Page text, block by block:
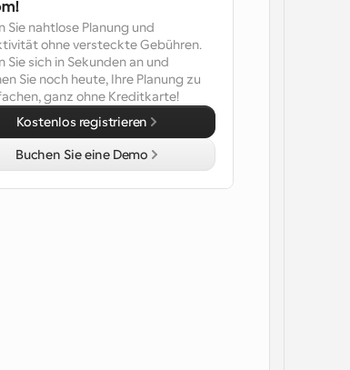
Sie nahtlose Planung und
ohne versteckte Gebühren.
Sie sich in Sekunden an und
Sie noch heute, Ihre Planung zu
ganz ohne Kreditkarte!
Kostenlos registrieren
Buchen Sie eine Demo